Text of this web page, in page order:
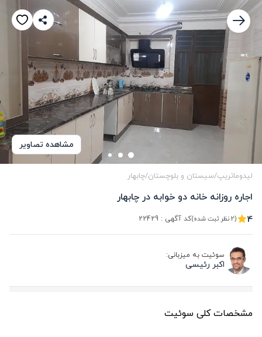
مشاهده تصاویر
لیدوماتریپ/سیستان و بلوچستان/چابهار
اجاره روزانه خانه دو خوابه در چابهار
4 (2 نظر ثبت شده) کد آگهی : 22429
سوئیت به میزبانی:
اکبر رئیسی
مشخصات کلی سوئیت